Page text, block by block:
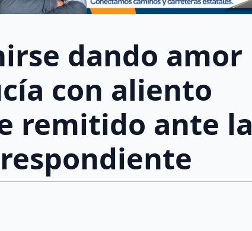
dando amor
con aliento
remitido ante la